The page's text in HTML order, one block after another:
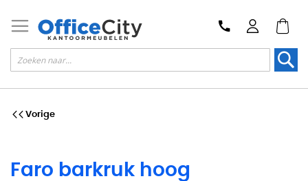
Faro barkruk hoog
Vorige